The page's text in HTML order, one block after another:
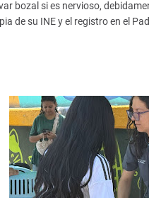
bozal si es nervioso,
de su INE y el registro en el